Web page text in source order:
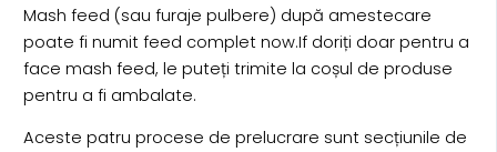
Mash feed (sau furaje pulbere) după amestecare
poate fi numit feed complet now.If doriți doar pentru a
face mash feed, le puteți trimite la coșul de produse
pentru a fi ambalate.
Aceste patru procese de prelucrare sunt secțiunile de